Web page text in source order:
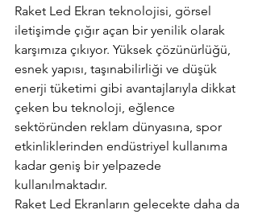
Raket Led Ekran teknolojisi, görsel
iletişimde çığır açan bir yenilik olarak
karşımıza çıkıyor. Yüksek çözünürlüğü,
esnek yapısı, taşınabilirliği ve düşük
enerji tüketimi gibi avantajlarıyla dikkat
çeken bu teknoloji, eğlence
sektöründen reklam dünyasına, spor
etkinliklerinden endüstriyel kullanıma
kadar geniş bir yelpazede
kullanılmaktadır.
Raket Led Ekranların gelecekte daha da